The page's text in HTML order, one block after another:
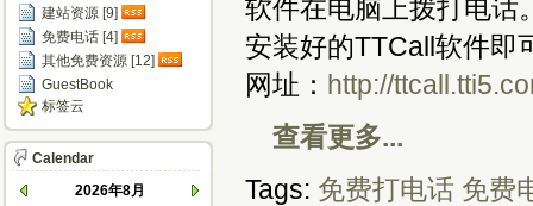
软件在电脑上拨打电话
安装好的TTCall软件即
网址： http://
查看更多...
Tags: 免费打电话 免费
建站资源 [9]
免费电话 [4]
其他免费资源 [12]
GuestBook
标签云
Calendar
2026年8月